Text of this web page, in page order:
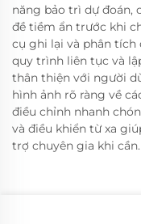
năng bảo trì dự đoán,
đề tiềm ẩn trước khi
cụ ghi lại và phân tích
quy trình liên tục và
thân thiện với người
hình ảnh rõ ràng về
điều chỉnh nhanh
và điều khiển từ xa
trợ chuyên gia khi cần.